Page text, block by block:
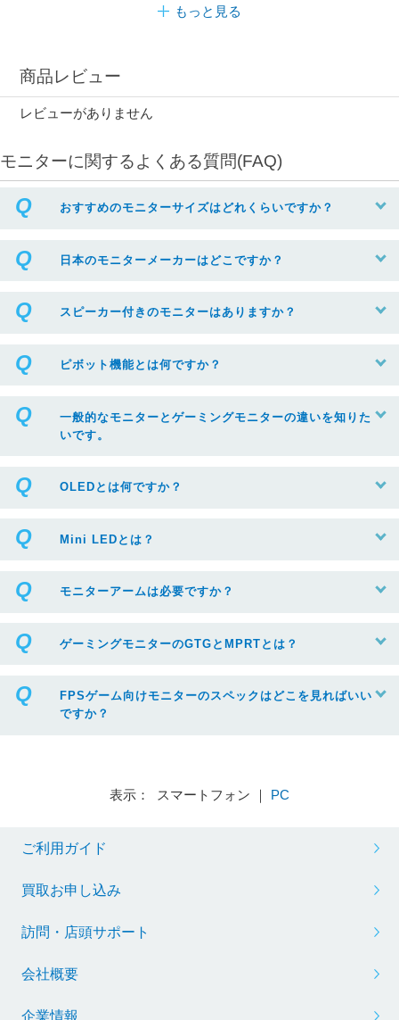
もっと見る
商品レビュー
レビューがありません
モニターに関するよくある質問(FAQ)
おすすめのモニターサイズはどれくらいですか？
日本のモニターメーカーはどこですか？
スピーカー付きのモニターはありますか？
ピボット機能とは何ですか？
一般的なモニターとゲーミングモニターの違いを知りた
いです。
OLEDとは何ですか？
Mini LEDとは？
モニターアームは必要ですか？
ゲーミングモニターのGTGとMPRTとは？
FPSゲーム向けモニターのスペックはどこを見ればいい
ですか？
表示： スマートフォン ｜ PC
ご利用ガイド
買取お申し込み
訪問・店頭サポート
会社概要
企業情報